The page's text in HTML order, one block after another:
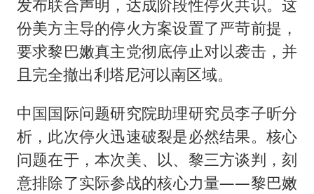
乐享全民健身 共筑健康中国
发布联合声明，达成阶段性停火共识。这
份美方主导的停火方案设置了严苛前提，
要求黎巴嫩真主党彻底停止对以袭击，并
且完全撤出利塔尼河以南区域。
中国国际问题研究院助理研究员李子昕分
析，此次停火迅速破裂是必然结果。核心
问题在于，本次美、以、黎三方谈判，刻
意排除了实际参战的核心力量——黎巴嫩